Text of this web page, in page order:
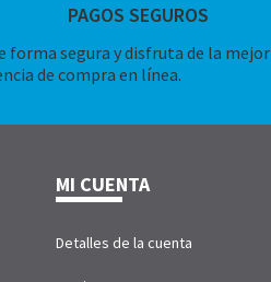
PAGOS SEGUROS
forma segura y disfruta de la mejor
de compra en línea.
MI CUENTA
Detalles de la cuenta